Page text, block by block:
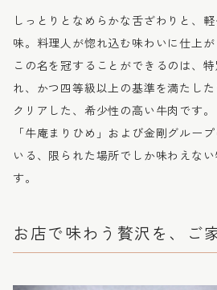
しっとりとなめらかな舌ざわりと、
味。料理人が惚れ込む味わいに仕上が
この名を冠することができるのは、
れ、かつ四等級以上の基準を満たし
クリアした、希少性の高い牛肉です。
「牛庵まりひめ」および金剛グルー
いる、限られた場所でしか味わえな
す。
お店で味わう贅沢を、ご